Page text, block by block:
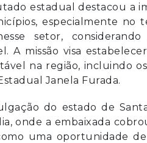
estadual destacou a
especialmente no
setor,
A missão visa
na região, incluindo
Janela Furada.
do estado de
onde a embaixada
uma oportunidade